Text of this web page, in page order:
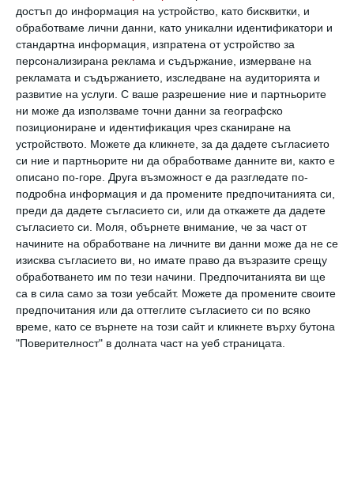
достъп до информация на устройство, като бисквитки, и
обработваме лични данни, като уникални идентификатори и
стандартна информация, изпратена от устройство за
персонализирана реклама и съдържание, измерване на
рекламата и съдържанието, изследване на аудиторията и
развитие на услуги. С ваше разрешение ние и партньорите
ни може да използваме точни данни за географско
позициониране и идентификация чрез сканиране на
устройството. Можете да кликнете, за да дадете съгласието
си ние и партньорите ни да обработваме данните ви, както е
описано по-горе. Друга възможност е да разгледате по-
подробна информация и да промените предпочитанията си,
преди да дадете съгласието си, или да откажете да дадете
съгласието си. Моля, обърнете внимание, че за част от
начините на обработване на личните ви данни може да не се
изисква съгласието ви, но имате право да възразите срещу
обработването им по тези начини. Предпочитанията ви ще
са в сила само за този уебсайт. Можете да промените своите
предпочитания или да оттеглите съгласието си по всяко
време, като се върнете на този сайт и кликнете върху бутона
"Поверителност" в долната част на уеб страницата.
цел да бъде подготвена, че няма да ѝ бъде
лесно. Уча Дарая да бъде по-силна от мен и
моята задача като родител на дете с
увреждания е тя да бъде самостоятелна,
защото невинаги мама и татко ще са на
точното място, за да я пазят.
Едни от най-хубавите ми моменти са
тогава, когато ме гушка силно и ми
прошепва " Ти си най-добрата майка"и
"Радвам се, че точно ти си моята майка".
Тогава разбирам, че всичко, което съм
преживяла, си е струвало. Всяка сълза и болка
си е струвала и без да искам нещо в замяна,
моето дете се гордее с мен. Има ли по-голяма